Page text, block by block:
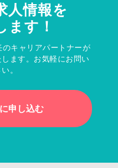
人情報を
ます！
キャリアパートナーが
ます。お気軽にお問い
。
申し込む